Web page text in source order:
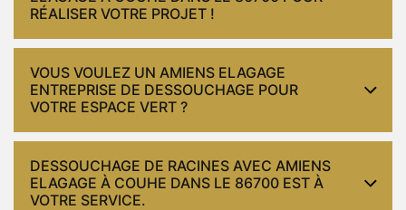
RÉALISER VOTRE PROJET !
VOUS VOULEZ UN AMIENS ELAGAGE
ENTREPRISE DE DESSOUCHAGE POUR
VOTRE ESPACE VERT ?
DESSOUCHAGE DE RACINES AVEC AMIENS
ELAGAGE À COUHE DANS LE 86700 EST À
VOTRE SERVICE.